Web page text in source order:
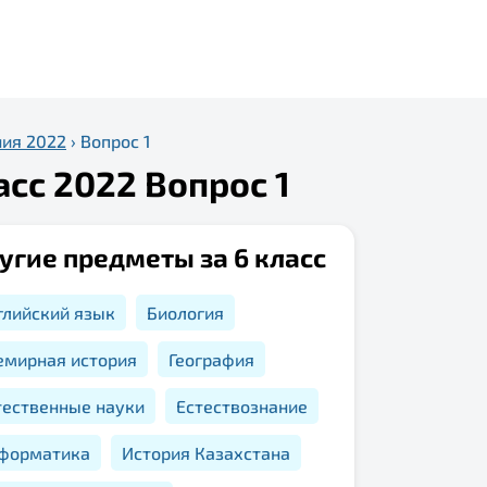
2022 › Вопрос 1
2022 Вопрос 1
предметы за 6 класс
язык Биология
история География
науки Естествознание
История Казахстана